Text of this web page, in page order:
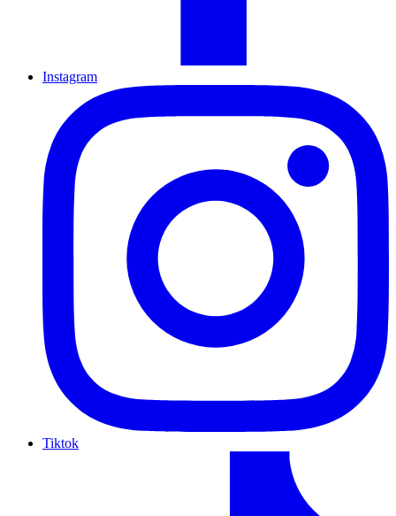
Instagram
Tiktok